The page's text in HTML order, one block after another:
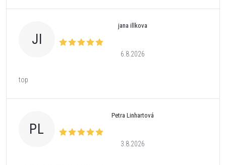
JI
jana illkova
6.8.2026
top
PL
Petra Linhartová
3.8.2026